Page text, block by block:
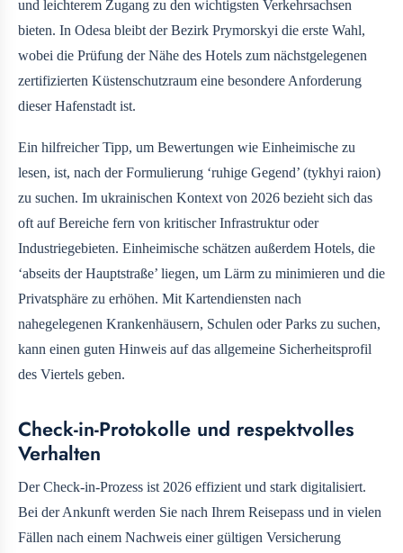
und leichterem Zugang zu den wichtigsten Verkehrsachsen
bieten. In Odesa bleibt der Bezirk Prymorskyi die erste Wahl,
wobei die Prüfung der Nähe des Hotels zum nächstgelegenen
zertifizierten Küstenschutzraum eine besondere Anforderung
dieser Hafenstadt ist.
Ein hilfreicher Tipp, um Bewertungen wie Einheimische zu
lesen, ist, nach der Formulierung ‘ruhige Gegend’ (tykhyi raion)
zu suchen. Im ukrainischen Kontext von 2026 bezieht sich das
oft auf Bereiche fern von kritischer Infrastruktur oder
Industriegebieten. Einheimische schätzen außerdem Hotels, die
‘abseits der Hauptstraße’ liegen, um Lärm zu minimieren und die
Privatsphäre zu erhöhen. Mit Kartendiensten nach
nahegelegenen Krankenhäusern, Schulen oder Parks zu suchen,
kann einen guten Hinweis auf das allgemeine Sicherheitsprofil
des Viertels geben.
Check-in-Protokolle und respektvolles
Verhalten
Der Check-in-Prozess ist 2026 effizient und stark digitalisiert.
Bei der Ankunft werden Sie nach Ihrem Reisepass und in vielen
Fällen nach einem Nachweis einer gültigen Versicherung